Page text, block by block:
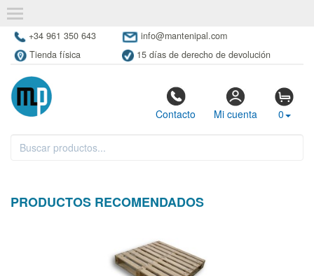
+34 961 350 643
info@mantenipal.com
Tienda física
15 días de derecho de devolución
Contacto Mi cuenta 0
PRODUCTOS RECOMENDADOS